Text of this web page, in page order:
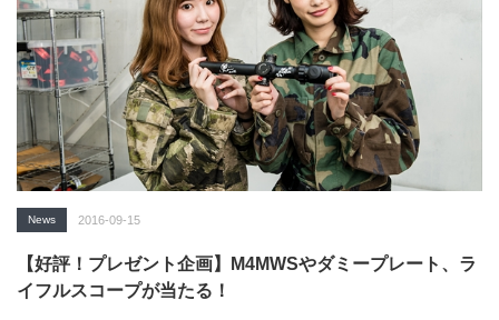
News 2016-09-15
【好評！プレゼント企画】M4MWSやダミープレート、ラ
イフルスコープが当たる！